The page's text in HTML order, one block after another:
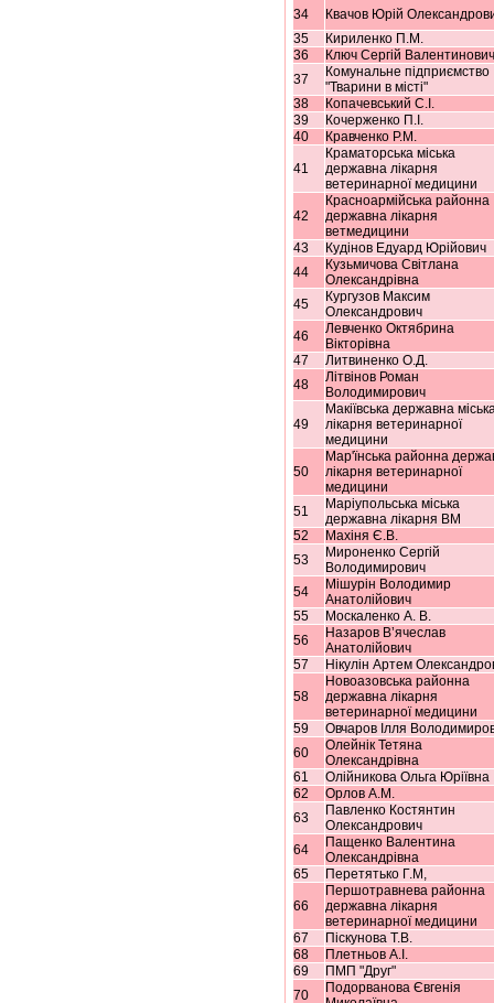
34
Квачов Юрій
35
Кириленко П.М.
36
Ключ Сергій Валентинович
37
Комунальне підприємство
"Тварини в місті"
38
Копачевський С.І.
39
Кочерженко П.І.
40
Кравченко Р.М.
41
Краматорська міська
державна лікарня
ветеринарної медицини
42
Красноармійська районна
державна лікарня
ветмедицини
43
Кудінов Едуард Юрійович
44
Кузьмичова Світлана
Олександрівна
45
Кургузов Максим
Олександрович
46
Левченко Октябрина
Вікторівна
47
Литвиненко О.Д.
48
Літвінов Роман
Володимирович
49
Макіївська державна
лікарня ветеринарної
медицини
50
Мар'їнська районна
лікарня ветеринарної
медицини
51
Маріупольська міська
державна лікарня ВМ
52
Махіня Є.В.
53
Мироненко Сергій
Володимирович
54
Мішурін Володимир
Анатолійович
55
Москаленко А. В.
56
Назаров В’ячеслав
Анатолійович
57
Нікулін Артем
58
Новоазовська районна
державна лікарня
ветеринарної медицини
59
Овчаров Ілля
60
Олейнік Тетяна
Олександрівна
61
Олійникова Ольга Юріївна
62
Орлов А.М.
63
Павленко Костянтин
Олександрович
64
Пащенко Валентина
Олександрівна
65
Перетятько Г.М,
66
Першотравнева районна
державна лікарня
ветеринарної медицини
67
Піскунова Т.В.
68
Плетньов А.І.
69
ПМП "Друг"
70
Подорванова Євгенія